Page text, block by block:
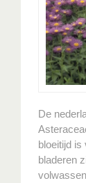
De
bloeitijd is
bladeren